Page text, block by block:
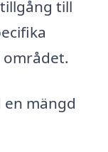
till
en mängd